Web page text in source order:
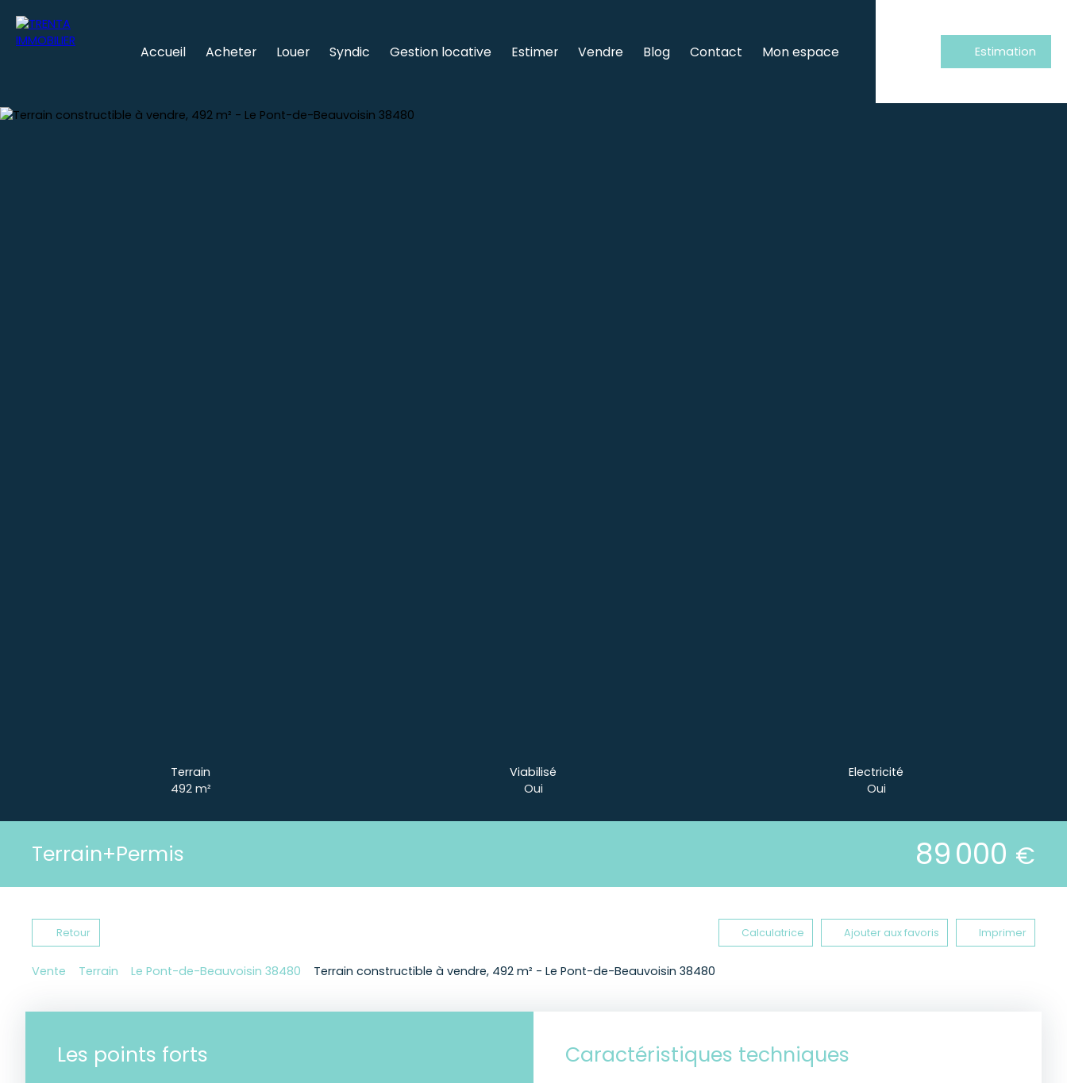
Accueil Acheter Louer Syndic Gestion locative Estimer Vendre Blog Contact Mon espace Estimation
Terrain
492 m²
Viabilisé
Oui
Electricité
Oui
Terrain+Permis 89 000 €
Retour Calculatrice Ajouter aux favoris Imprimer
Vente Terrain Le Pont-de-Beauvoisin 38480 Terrain constructible à vendre, 492 m² - Le Pont-de-Beauvoisin 38480
Les points forts Caractéristiques techniques